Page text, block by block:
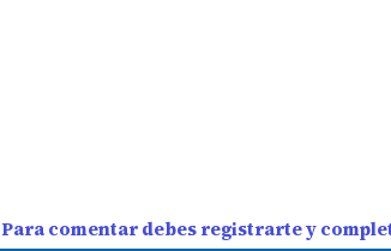
Para comentar debes registrarte y